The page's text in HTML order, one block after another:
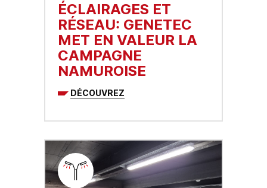
ÉCLAIRAGES ET
RÉSEAU: GENETEC
MET EN VALEUR LA
CAMPAGNE
NAMUROISE
DÉCOUVREZ